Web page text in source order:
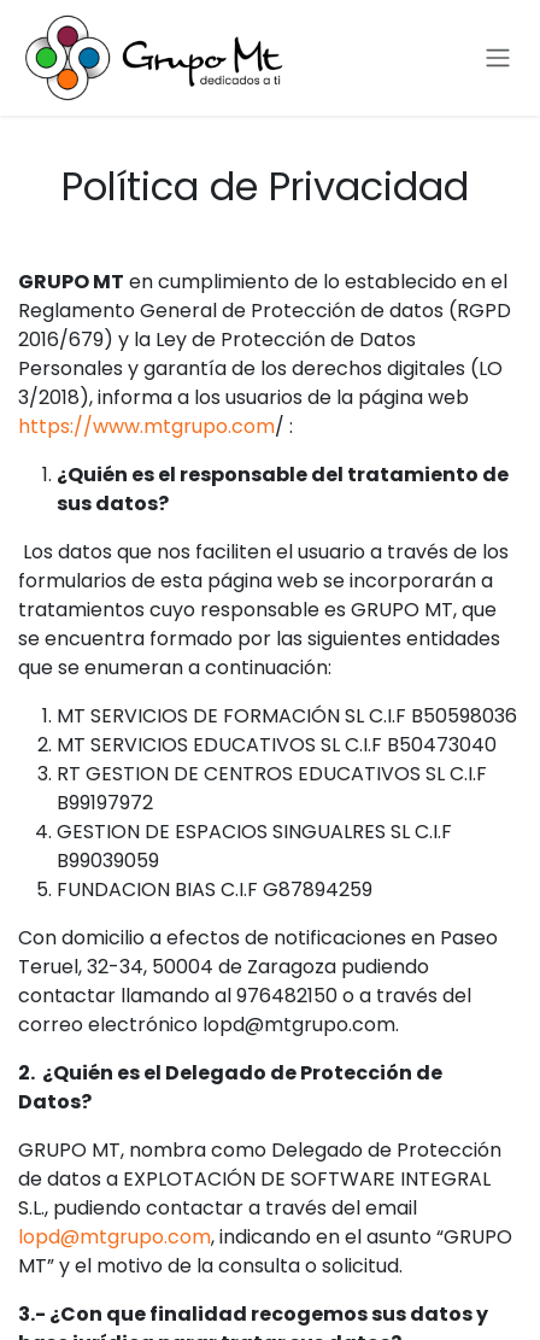
Ir al contenido
Política de Privacidad
GRUPO MT en cumplimiento de lo establecido en el
Reglamento General de Protección de datos (RGPD
2016/679) y la Ley de Protección de Datos
Personales y garantía de los derechos digitales (LO
3/2018), informa a los usuarios de la página web
https://www.mtgrupo.com/ :
¿Quién es el responsable del tratamiento de
sus datos?
Los datos que nos faciliten el usuario a través de los
formularios de esta página web se incorporarán a
tratamientos cuyo responsable es GRUPO MT, que
se encuentra formado por las siguientes entidades
que se enumeran a continuación:
MT SERVICIOS DE FORMACIÓN SL C.I.F B50598036
MT SERVICIOS EDUCATIVOS SL C.I.F B50473040
RT GESTION DE CENTROS EDUCATIVOS SL C.I.F
B99197972
GESTION DE ESPACIOS SINGUALRES SL C.I.F
B99039059
FUNDACION BIAS C.I.F G87894259
Con domicilio a efectos de notificaciones en Paseo
Teruel, 32-34, 50004 de Zaragoza pudiendo
contactar llamando al 976482150 o a través del
correo electrónico lopd@mtgrupo.com.
2. ¿Quién es el Delegado de Protección de
Datos?
GRUPO MT, nombra como Delegado de Protección
de datos a EXPLOTACIÓN DE SOFTWARE INTEGRAL
S.L., pudiendo contactar a través del email
lopd@mtgrupo.com, indicando en el asunto “GRUPO
MT” y el motivo de la consulta o solicitud.
3.- ¿Con que finalidad recogemos sus datos y